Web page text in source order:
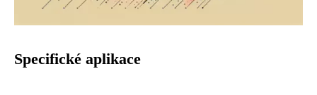
Specifické aplikace